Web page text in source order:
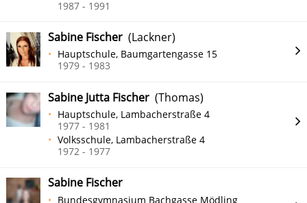
Suchen
1987 - 1991
Sabine Fischer (Lackner)
Hauptschule, Baumgartengasse 15
1979 - 1983
Sabine Jutta Fischer (Thomas)
Hauptschule, Lambacherstraße 4
1977 - 1981
Volksschule, Lambacherstraße 4
1972 - 1977
Sabine Fischer
Bundesgymnasium Bachgasse Mödling